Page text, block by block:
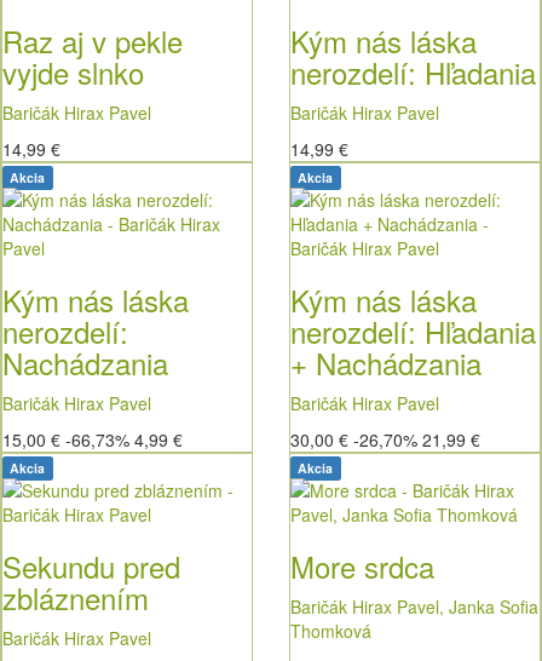
Raz aj v pekle
vyjde slnko
Baričák Hirax Pavel
14,99 €
Kým nás láska
nerozdelí: Hľadania
Baričák Hirax Pavel
14,99 €
Akcia
Kým nás láska
nerozdelí:
Nachádzania
Baričák Hirax Pavel
15,00 € -66,73% 4,99 €
Akcia
Kým nás láska
nerozdelí: Hľadania
+ Nachádzania
Baričák Hirax Pavel
30,00 € -26,70% 21,99 €
Akcia
Sekundu pred
zbláznením
Baričák Hirax Pavel
Akcia
More srdca
Baričák Hirax Pavel, Janka Sofia
Thomková